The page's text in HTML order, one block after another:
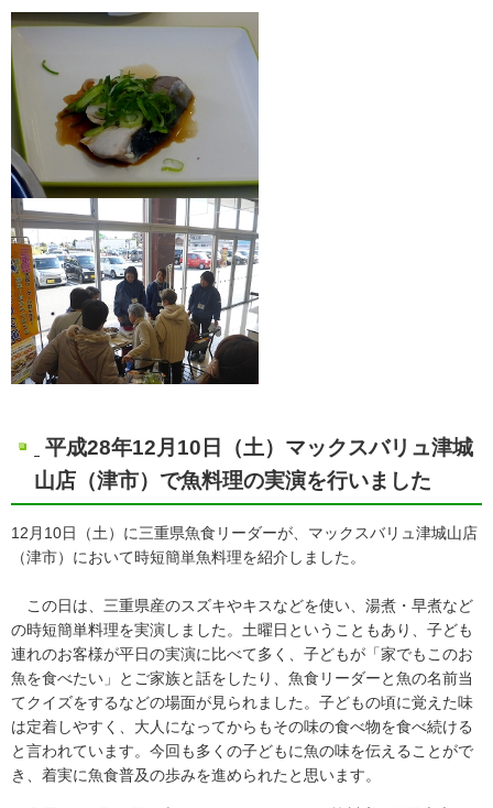
平成28年12月10日（土）マックスバリュ津城
山店（津市）で魚料理の実演を行いました
12月10日（土）に三重県魚食リーダーが、マックスバリュ津城山店
（津市）において時短簡単魚料理を紹介しました。
この日は、三重県産のスズキやキスなどを使い、湯煮・早煮など
の時短簡単料理を実演しました。土曜日ということもあり、子ども
連れのお客様が平日の実演に比べて多く、子どもが「家でもこのお
魚を食べたい」とご家族と話をしたり、魚食リーダーと魚の名前当
てクイズをするなどの場面が見られました。子どもの頃に覚えた味
は定着しやすく、大人になってからもその味の食べ物を食べ続ける
と言われています。今回も多くの子どもに魚の味を伝えることがで
き、着実に魚食普及の歩みを進められたと思います。